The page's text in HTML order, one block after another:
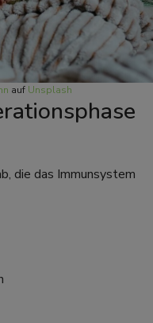
auf Unsplash
die das Immunsystem